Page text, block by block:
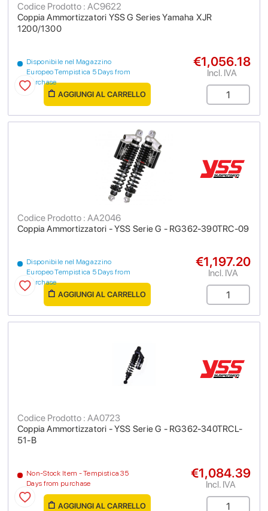
Coppia Ammortizzatori YSS G Series Yamaha XJR
1200/1300
Codice Prodotto : AC9622
Disponibile nel Magazzino
Europeo Tempistica 5 Days from
purchase
€1,056.18
Incl. IVA
AGGIUNGI AL CARRELLO
Coppia Ammortizzatori - YSS Serie G - RG362-390TRC-09
Codice Prodotto : AA2046
Disponibile nel Magazzino
Europeo Tempistica 5 Days from
purchase
€1,197.20
Incl. IVA
AGGIUNGI AL CARRELLO
Coppia Ammortizzatori - YSS Serie G - RG362-340TRCL-
51-B
Codice Prodotto : AA0723
Non-Stock Item - Tempistica 35
Days from purchase
€1,084.39
Incl. IVA
AGGIUNGI AL CARRELLO